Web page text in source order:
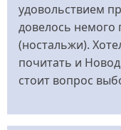
удовольствием
довелось
(ностальжи).
почитать и
стоит вопрос